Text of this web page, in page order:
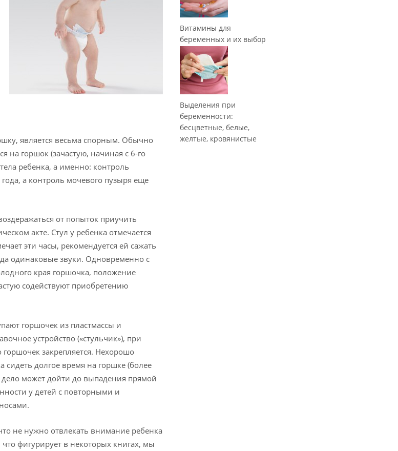
является весьма спорным. Обычно
на горшок (зачастую, начиная с 6-го
ребенка, а именно: контроль
года, а контроль мочевого пузыря еще
от попыток приучить
акте. Стул у ребенка отмечается
эти часы, рекомендуется ей сажать
одинаковые звуки. Одновременно с
края горшочка, положение
содействуют приобретению
горшочек из пластмассы и
устройство («стульчик»), при
закрепляется. Нехорошо
сидеть долгое время на горшке (более
дело может дойти до выпадения прямой
у детей с повторными и
не нужно отвлекать внимание ребенка
фигурирует в некоторых книгах, мы
Витамины для
беременных и их выбор
Выделения при
беременности:
бесцветные, белые,
желтые, кровянистые